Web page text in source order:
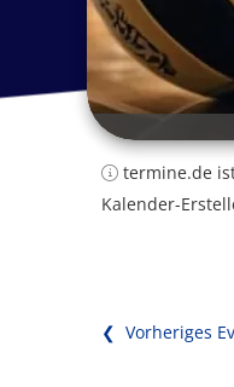
termine.de
Kalender-
❮ Vorheriges